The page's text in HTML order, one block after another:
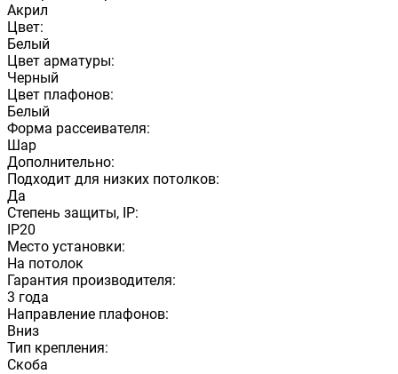
Акрил
Цвет:
Белый
Цвет арматуры:
Черный
Цвет плафонов:
Белый
Форма рассеивателя:
Шар
Дополнительно:
Подходит для низких потолков:
Да
Степень защиты, IP:
IP20
Место установки:
На потолок
Гарантия производителя:
3 года
Направление плафонов:
Вниз
Тип крепления:
Скоба